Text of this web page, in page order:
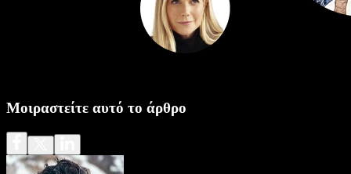
Μοιραστείτε αυτό το άρθρο